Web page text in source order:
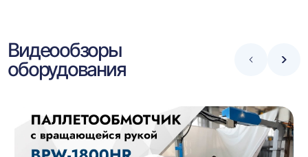
Видеообзоры
оборудования
Стрелка